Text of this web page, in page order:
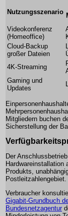
Nutzungsszenario
Videokonferenz
(Homeoffice)
Cloud-Backup
großer Dateien
4K-Streaming
Gaming und
Updates
Mitgliedern buchen
Sicherstellung der
Der
Produkts,
Postleitzahlengebiet.
Verbraucher
Gigabit-Grundbuch
Bundesnetzagentur